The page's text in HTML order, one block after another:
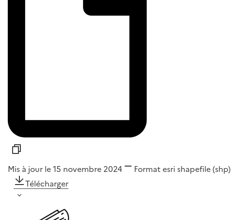
Mis à jour le 15 novembre 2024 Format esri shapefile (shp)
Télécharger